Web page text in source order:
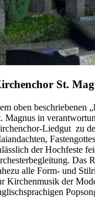
St.
oben beschriebenen
Magnus in
Liedgut zu
der Hochfeste
Das
alle Form- und
Kirchenmusik der